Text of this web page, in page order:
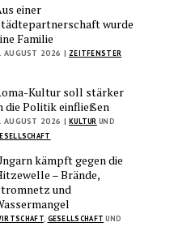
einer
wurde
Familie
AUGUST 2026 | ZEITFENSTER
Kultur soll stärker
die Politik einfließen
AUGUST 2026 | KULTUR UND
kämpft gegen die
– Brände,
und
, GESELLSCHAFT UND